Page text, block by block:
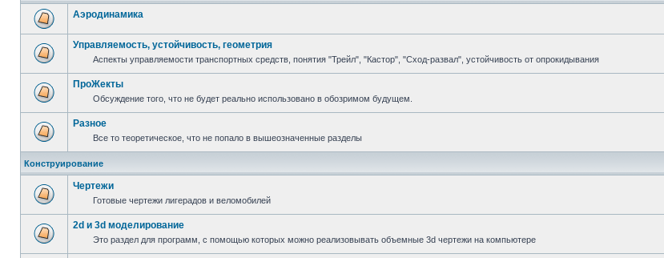
Аэродинамика
Управляемость, устойчивость, геометрия
Аспекты управляемости транспортных средств, понятия "Трейл", "Кастор", "Сход-развал", устойчивость от опрокидывания
ПроЖекты
Обсуждение того, что не будет реально использовано в обозримом будущем.
Разное
Все то теоретическое, что не попало в вышеозначенные разделы
Конструирование
Чертежи
Готовые чертежи лигерадов и веломобилей
2d и 3d моделирование
Это раздел для программ, с помощью которых можно реализовывать объемные 3d чертежи на компьютере